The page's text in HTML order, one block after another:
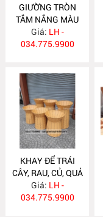
GIƯỜNG TRÒN
TẮM NẮNG MÀU
ĐEN HB45
Giá: LH -
034.775.9900
KHAY ĐỂ TRÁI
CÂY, RAU, CỦ, QUẢ
CHO SIÊU THỊ KN5
Giá: LH -
034.775.9900